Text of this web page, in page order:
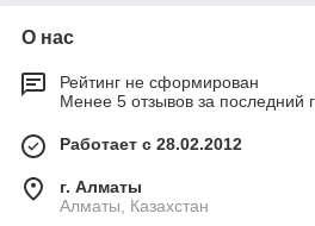
О нас
Рейтинг не сформирован
Менее 5 отзывов за последний
Работает с 28.02.2012
г. Алматы
Алматы, Казахстан